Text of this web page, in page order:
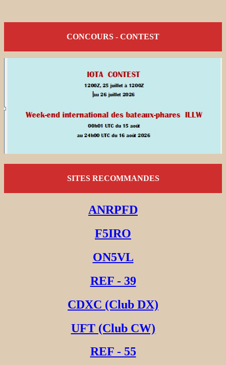
CONCOURS - CONTEST
SITES RECOMMANDES
ANRPFD
F5IRO
ON5VL
REF - 39
CDXC (Club DX)
UFT (Club CW)
REF - 55